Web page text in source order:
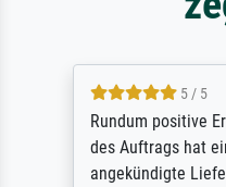
5 / 5
Rundum positive
des Auftrags hat
angekündigte